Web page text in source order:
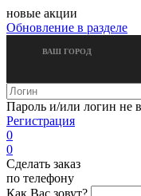
новые акции
Обновление в разделе
ВАШ ГОРОД
Пароль и/или логин не
Регистрация
0
0
Сделать заказ
по телефону
Как Вас зовут?